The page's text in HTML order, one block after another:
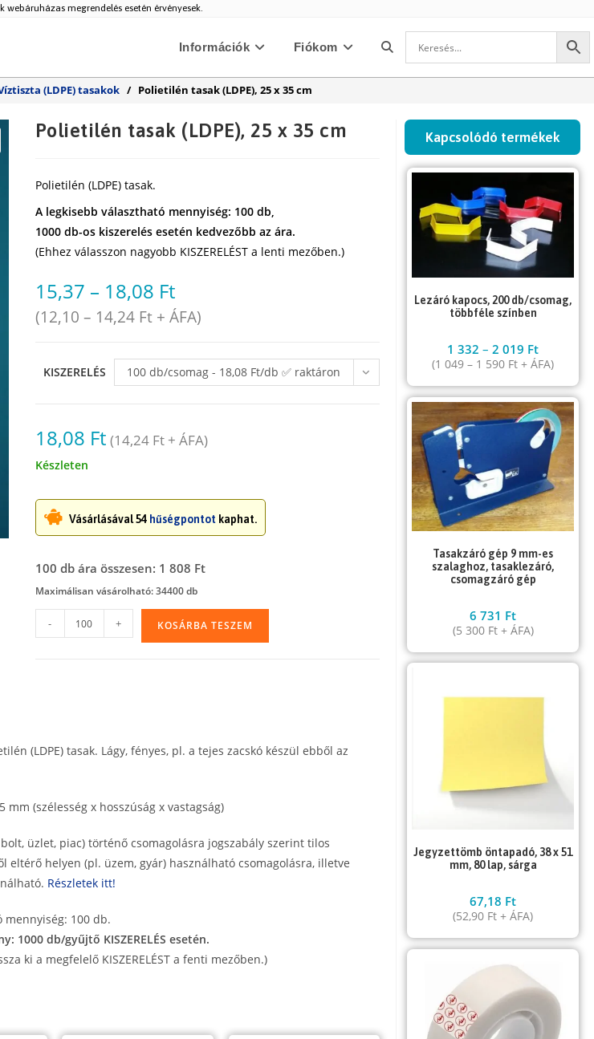
webáruházas megrendelés esetén érvényesek.
Információk Fiókom Toggle
search
(LDPE) tasakok / Polietilén tasak (LDPE), 25 x 35 cm
Polietilén tasak (LDPE), 25 x 35 cm
Polietilén (LDPE) tasak.
A legkisebb választható mennyiség: 100 db,
1000 db-os kiszerelés esetén kedvezőbb az ára.
(Ehhez válasszon nagyobb KISZERELÉST a lenti mezőben.)
15,37 – 18,08 Ft
(12,10 – 14,24 Ft+ ÁFA)
KISZERELÉS 100 db/csomag - 18,08 Ft/db ✅ raktáron
18,08 Ft (14,24 Ft+ ÁFA)
Készleten
Vásárlásával 54 hűségpontotkaphat.
100 db ára összesen: 1 808 Ft
Maximálisan vásárolható: 34400 db
Polietilén
tasak
mennyiség
- + KOSÁRBA TESZEM
(LDPE) tasak. Lágy, fényes, pl. a tejes zacskó készül ebből az
mm (szélesség x hosszúság x vastagság)
üzlet, piac) történő csomagolásra jogszabály szerint tilos
eltérő helyen (pl. üzem, gyár) használható csomagolásra, illetve
Részletek itt!
mennyiség: 100 db.
1000 db/gyűjtő KISZERELÉS esetén.
ki a megfelelő KISZERELÉST a fenti mezőben.)
Kapcsolódó termékek
Lezáró kapocs, 200 db/csomag,
többféle színben
1 332–2 019 Ft
(1 049– 1 590 Ft + ÁFA)
Tasakzáró gép 9 mm-es
szalaghoz, tasaklezáró,
csomagzáró gép
6 731 Ft
(5 300 Ft+ ÁFA)
Jegyzettömb öntapadó, 38 x 51
mm, 80 lap, sárga
67,18 Ft
(52,90 Ft + ÁFA)